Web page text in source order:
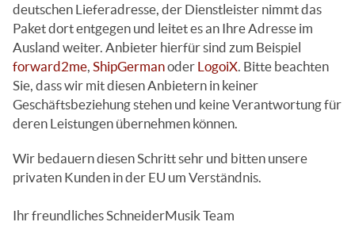
deutschen Lieferadresse, der Dienstleister nimmt das
Paket dort entgegen und leitet es an Ihre Adresse im
Ausland weiter. Anbieter hierfür sind zum Beispiel
forward2me, ShipGermanoder LogoiX. Bitte beachten
Sie, dass wir mit diesen Anbietern in keiner
Geschäftsbeziehung stehen und keine Verantwortung für
deren Leistungen übernehmen können.
Wir bedauern diesen Schritt sehr und bitten unsere
privaten Kunden in der EU um Verständnis.
Ihr freundliches SchneiderMusik Team